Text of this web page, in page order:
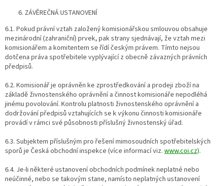
ZÁVĚREČNÁ USTANOVENÍ
6.1. Pokud právní vztah založený komisionářskou smlouvou obsahuje
mezinárodní (zahraniční) prvek, pak strany sjednávají, že vztah mezi
komisionářem a komitentem se řídí českým právem. Tímto nejsou
dotčena práva spotřebitele vyplývající z obecně závazných právních
předpisů.
6.2. Komisionář je oprávněn ke zprostředkování a prodeji zboží na
základě živnostenského oprávnění a činnost komisionáře nepodléhá
jinému povolování. Kontrolu platnosti živnostenského oprávnění a
dodržování předpisů vztahujících se k výkonu činnosti komisionáře
provádí v rámci své působnosti příslušný živnostenský úřad.
6.3. Subjektem příslušným pro řešení mimosoudních spotřebitelských
sporů je Česká obchodní inspekce (více informací viz. www.coi.cz).
6.4. Je-li některé ustanovení obchodních podmínek neplatné nebo
neúčinné, nebo se takovým stane, namísto neplatných ustanovení